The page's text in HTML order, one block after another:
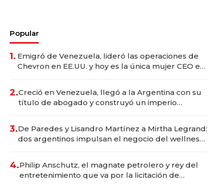
Popular
1. Emigró de Venezuela, lideró las operaciones de
Chevron en EE.UU. y hoy es la única mujer CEO en
2.Creció en Venezuela, llegó a la Argentina con su
título de abogado y construyó un imperio
3.De Paredes y Lisandro Martínez a Mirtha Legrand:
dos argentinos impulsan el negocio del wellness
4.Philip Anschutz, el magnate petrolero y rey del
entretenimiento que va por la licitación de